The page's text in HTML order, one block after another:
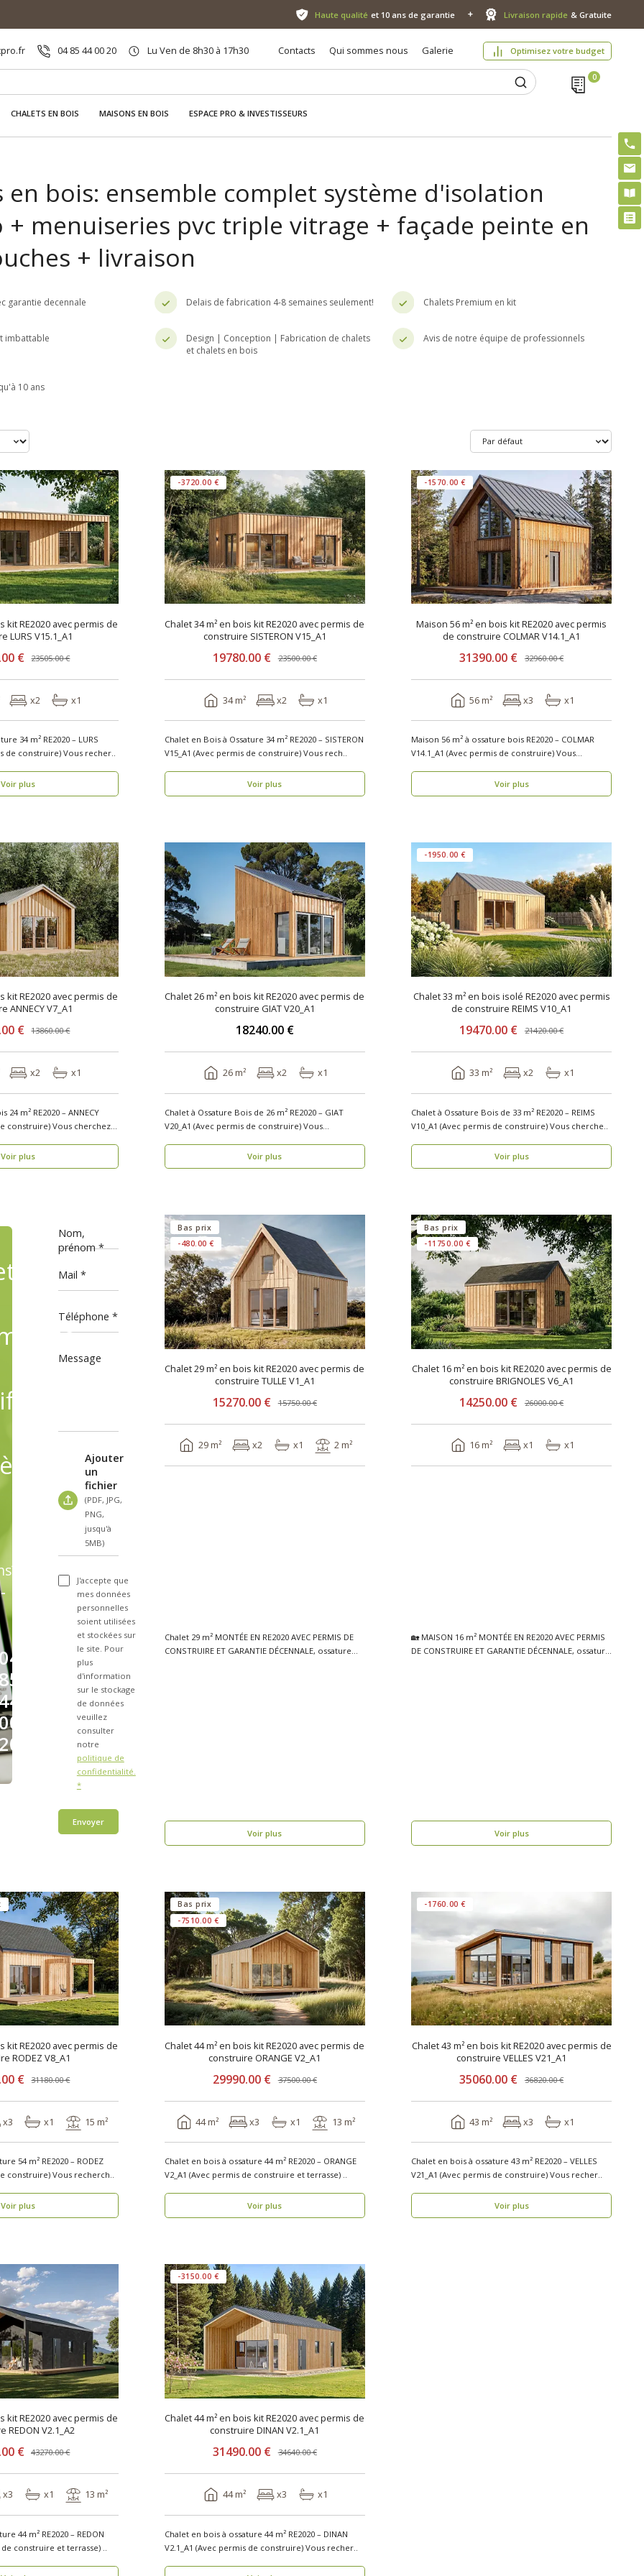
Haute qualité et 10 ans de garantie Livraison rapide & Gratuite
04 85 44 00 20 Lu Ven de 8h30 à 17h30 Contacts Qui sommes nous Galerie Optimisez votre budget
CHALETS EN BOIS MAISONS EN BOIS ESPACE PRO & INVESTISSEURS
en bois: ensemble complet système d'isolation
menuiseries pvc triple vitrage + façade peinte en
+ livraison
garantie decennale Delais de fabrication 4-8 semaines seulement! Chalets Premium en kit
imbattable
Design | Conception | Fabrication de chalets
et chalets en bois
Avis de notre équipe de professionnels
10 ans
kit RE2020 avec permis de
LURS V15.1_A1
€ 23505.00 €
x2 x1
34 m² RE2020 – LURS
V15.1_A1 (Avec permis de construire) Vous recher..
Voir plus
-3720.00 €
Chalet 34 m² en bois kit RE2020 avec permis de
construire SISTERON V15_A1
19780.00 € 23500.00 €
34 m² x2 x1
Chalet en Bois à Ossature 34 m² RE2020 – SISTERON
V15_A1 (Avec permis de construire) Vous rech..
Voir plus
-1570.00 €
Maison 56 m² en bois kit RE2020 avec permis
de construire COLMAR V14.1_A1
31390.00 € 32960.00 €
56 m² x3 x1
Maison 56 m² à ossature bois RE2020 – COLMAR
V14.1_A1 (Avec permis de construire) Vous
Voir plus
kit RE2020 avec permis de
ANNECY V7_A1
€ 13860.00 €
x2 x1
m² RE2020 – ANNECY
Vous cherchez
Voir plus
Chalet 26 m² en bois kit RE2020 avec permis de
construire GIAT V20_A1
18240.00 €
26 m² x2 x1
Chalet à Ossature Bois de 26 m² RE2020 – GIAT
V20_A1 (Avec permis de construire) Vous
Voir plus
-1950.00 €
Chalet 33 m² en bois isolé RE2020 avec permis
de construire REIMS V10_A1
19470.00 € 21420.00 €
33 m² x2 x1
Chalet à Ossature Bois de 33 m² RE2020 – REIMS
V10_A1 (Avec permis de construire) Vous cherche..
Voir plus
04
85
Nom,
prénom
Mail
Téléphone
Message
Ajouter
un
fichier
(PDF, JPG,
PNG,
jusqu'à
5MB)
J'accepte que
mes données
personnelles
soient utilisées
et stockées sur
le site. Pour
plus
d'information
sur le stockage
de données
veuillez
consulter
notre
politique de
confidentialité.
*
Envoyer
Bas prix
-480.00 €
Chalet 29 m² en bois kit RE2020 avec permis de
construire TULLE V1_A1
15270.00 € 15750.00 €
29 m² x2 x1 2 m²
Chalet 29 m² MONTÉE EN RE2020 AVEC PERMIS DE
CONSTRUIRE ET GARANTIE DÉCENNALE, ossature
Voir plus
Bas prix
-11750.00 €
Chalet 16 m² en bois kit RE2020 avec permis de
construire BRIGNOLES V6_A1
14250.00 € 26000.00 €
16 m² x1 x1
🏡 MAISON 16 m² MONTÉE EN RE2020 AVEC PERMIS
DE CONSTRUIRE ET GARANTIE DÉCENNALE, ossature
Voir plus
kit RE2020 avec permis de
RODEZ V8_A1
€ 31180.00 €
x3 x1 15 m²
54 m² RE2020 – RODEZ
V8_A1 (Avec permis de construire) Vous recherch..
Voir plus
Bas prix
-7510.00 €
Chalet 44 m² en bois kit RE2020 avec permis de
construire ORANGE V2_A1
29990.00 € 37500.00 €
44 m² x3 x1 13 m²
Chalet en bois à ossature 44 m² RE2020 – ORANGE
V2_A1 (Avec permis de construire et terrasse) ..
Voir plus
-1760.00 €
Chalet 43 m² en bois kit RE2020 avec permis de
construire VELLES V21_A1
35060.00 € 36820.00 €
43 m² x3 x1
Chalet en bois à ossature 43 m² RE2020 – VELLES
V21_A1 (Avec permis de construire) Vous recher..
Voir plus
kit RE2020 avec permis de
REDON V2.1_A2
€ 43270.00 €
x3 x1 13 m²
44 m² RE2020 – REDON
-3150.00 €
Chalet 44 m² en bois kit RE2020 avec permis de
construire DINAN V2.1_A1
31490.00 € 34640.00 €
44 m² x3 x1
Chalet en bois à ossature 44 m² RE2020 – DINAN
V2.1_A1 (Avec permis de construire) Vous recher..